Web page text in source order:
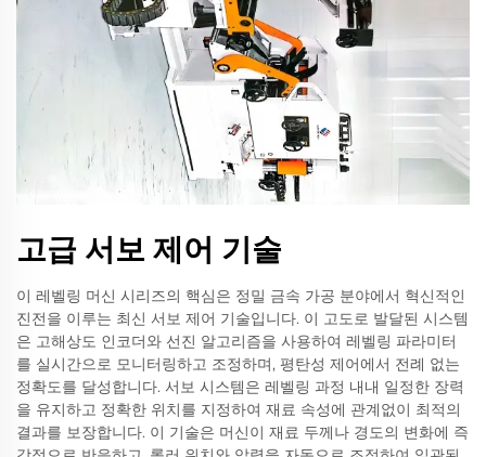
고급 서보 제어 기술
이 레벨링 머신 시리즈의 핵심은 정밀 금속 가공 분야에서 혁신적인
진전을 이루는 최신 서보 제어 기술입니다. 이 고도로 발달된 시스템
은 고해상도 인코더와 선진 알고리즘을 사용하여 레벨링 파라미터
를 실시간으로 모니터링하고 조정하며, 평탄성 제어에서 전례 없는
정확도를 달성합니다. 서보 시스템은 레벨링 과정 내내 일정한 장력
을 유지하고 정확한 위치를 지정하여 재료 속성에 관계없이 최적의
결과를 보장합니다. 이 기술은 머신이 재료 두께나 경도의 변화에 즉